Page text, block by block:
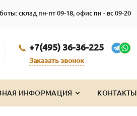
склад пн-пт 09-18, офис пн - вс 09-20
+7(495) 36-36-225
Заказать звонок
ИНФОРМАЦИЯ КОНТАКТЫ